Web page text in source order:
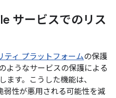
サービスでのリス
ティ プラットフォームの保護
ようなサービスの保護による
ます。こうした機能は、
弱性が悪用される可能性を減